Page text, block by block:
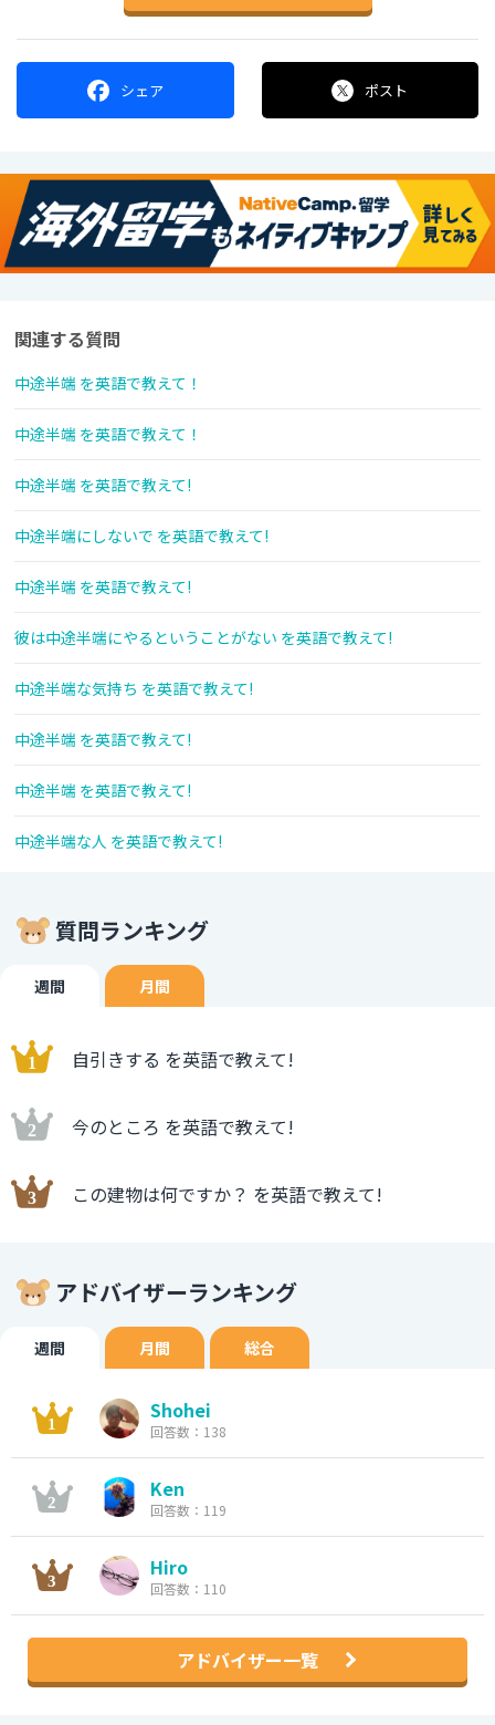
シェア ポスト
関連する質問
中途半端 を英語で教えて！
中途半端 を英語で教えて！
中途半端 を英語で教えて!
中途半端にしないで を英語で教えて!
中途半端 を英語で教えて!
彼は中途半端にやるということがない を英語で教えて!
中途半端な気持ち を英語で教えて!
中途半端 を英語で教えて!
中途半端 を英語で教えて!
中途半端な人 を英語で教えて!
質問ランキング
週間 月間
自引きする を英語で教えて!
今のところ を英語で教えて!
この建物は何ですか？ を英語で教えて!
アドバイザーランキング
週間 月間 総合
Shohei
回答数：138
Ken
回答数：119
Hiro
回答数：110
アドバイザー一覧